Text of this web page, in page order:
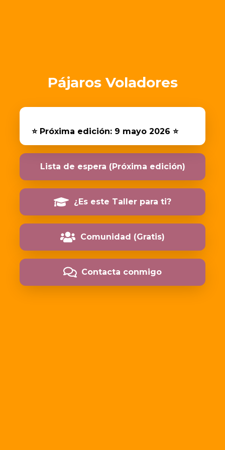
Pájaros Voladores
⭐️ Próxima edición: 9 mayo 2026 ⭐️
Lista de espera (Próxima edición)
¿Es este Taller para ti?
Comunidad (Gratis)
Contacta conmigo